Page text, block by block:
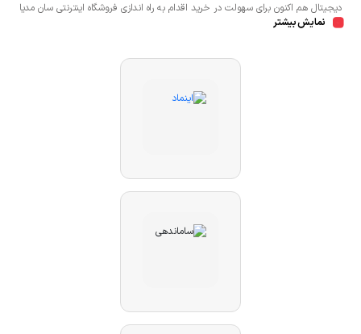
دیجیتال هم اکنون برای سهولت در خرید اقدام به راه اندازی فروشگاه اینترنتی سان مدیا
نموده است تا مشتریان عزیز یک خرید راحت و مطمئن با بهترین قیمت را تجربه
در اصفهان به صورت حضوری و یا اینترنتی اقدام نمائید.
نمایش بیشتر